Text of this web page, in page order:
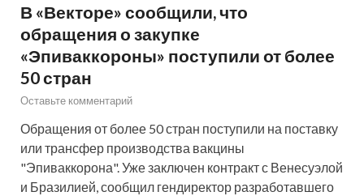
В «Векторе» сообщили, что
обращения о закупке
«Эпиваккороны» поступили от более
50 стран
Оставьте комментарий
Обращения от более 50 стран поступили на поставку
или трансфер производства вакцины
"Эпиваккорона". Уже заключен контракт с Венесуэлой
и Бразилией, сообщил гендиректор разработавшего